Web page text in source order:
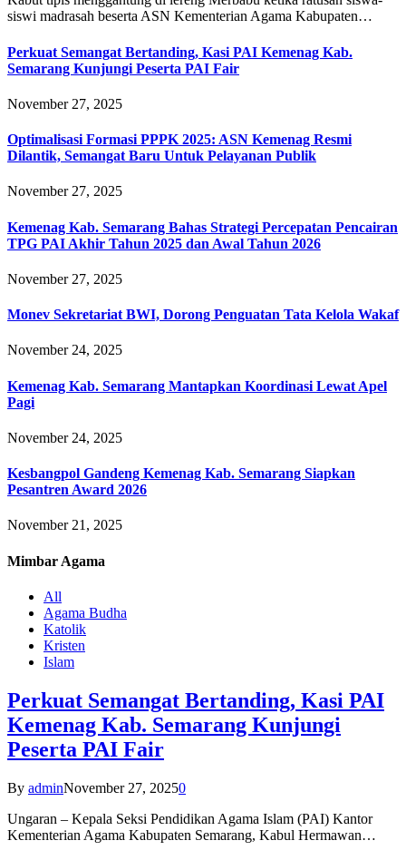
siswi madrasah beserta ASN Kementerian Agama Kabupaten…
Perkuat Semangat Bertanding, Kasi PAI Kemenag Kab.
Semarang Kunjungi Peserta PAI Fair
November 27, 2025
Optimalisasi Formasi PPPK 2025: ASN Kemenag Resmi
Dilantik, Semangat Baru Untuk Pelayanan Publik
November 27, 2025
Kemenag Kab. Semarang Bahas Strategi Percepatan Pencairan
TPG PAI Akhir Tahun 2025 dan Awal Tahun 2026
November 27, 2025
Monev Sekretariat BWI, Dorong Penguatan Tata Kelola Wakaf
November 24, 2025
Kemenag Kab. Semarang Mantapkan Koordinasi Lewat Apel
Pagi
November 24, 2025
Kesbangpol Gandeng Kemenag Kab. Semarang Siapkan
Pesantren Award 2026
November 21, 2025
Mimbar Agama
All
Agama Budha
Katolik
Kristen
Islam
Perkuat Semangat Bertanding, Kasi PAI
Kemenag Kab. Semarang Kunjungi
Peserta PAI Fair
By adminNovember 27, 20250
Ungaran – Kepala Seksi Pendidikan Agama Islam (PAI) Kantor
Kementerian Agama Kabupaten Semarang, Kabul Hermawan…